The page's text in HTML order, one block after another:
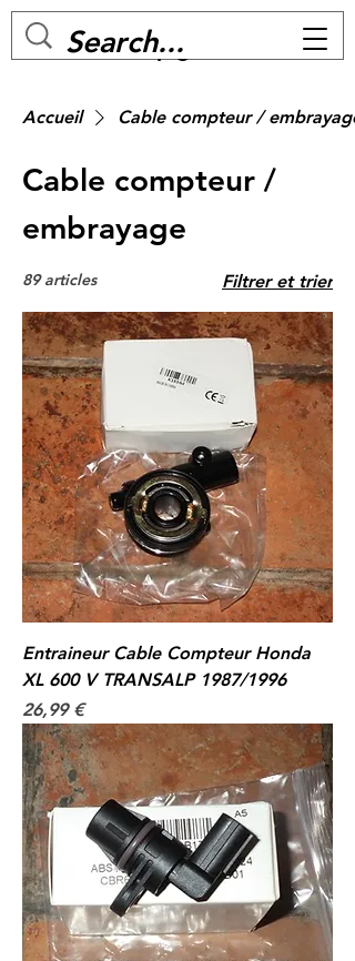
MC BIKE Perpignan
Accueil Cable compteur / embrayage
Cable compteur /
embrayage
89 articles Filtrer et trier
Entraineur Cable Compteur Honda
XL 600 V TRANSALP 1987/1996
Prix
26,99 €